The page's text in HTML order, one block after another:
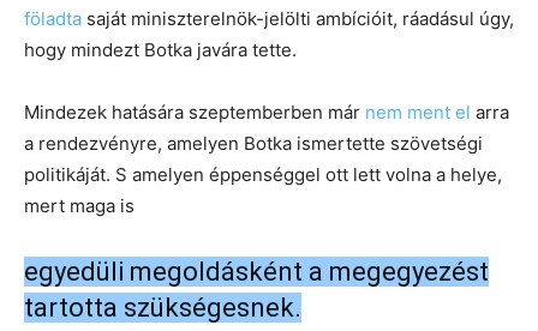
föladta saját miniszterelnök-jelölti ambícióit, ráadásul úgy,
hogy mindezt Botka javára tette.
Mindezek hatására szeptemberben már nem ment el arra
a rendezvényre, amelyen Botka ismertette szövetségi
politikáját. S amelyen éppenséggel ott lett volna a helye,
mert maga is
egyedüli megoldásként a megegyezést
tartotta szükségesnek.